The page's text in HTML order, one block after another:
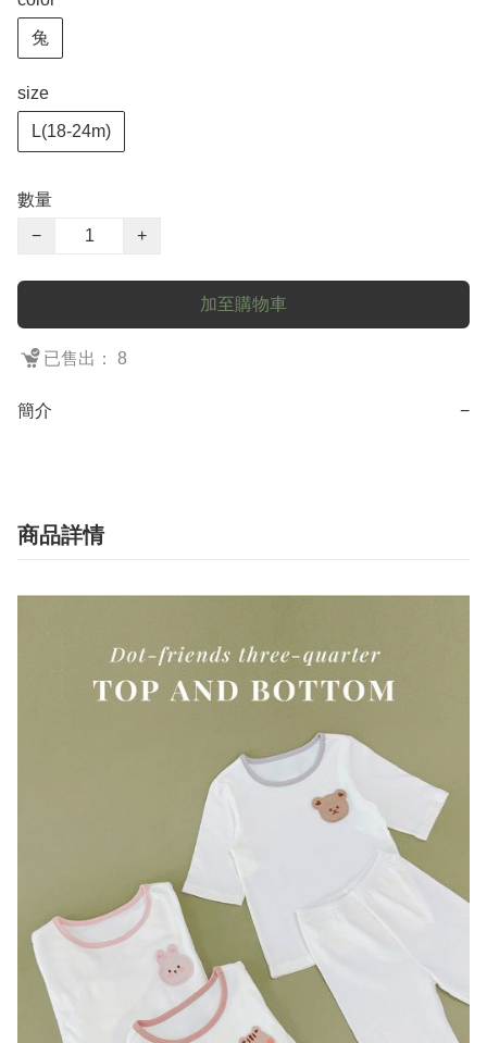
兔
size
L(18-24m)
數量
−
+
加至購物車
已售出： 8
簡介 −
商品詳情